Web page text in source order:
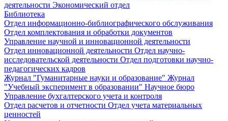
деятельности Экономический отдел
Библиотека
Отдел информационно-библиографического обслуживания
Отдел комплектования и обработки документов
Управление научной и инновационной деятельности
Отдел инновационной деятельности Отдел научно-
исследовательской деятельности Отдел подготовки научно-
педагогических кадров
Журнал "Гуманитарные науки и образование" Журнал
"Учебный эксперимент в образовании" Научное бюро
Управление бухгалтерского учета и контроля
Отдел расчетов и отчетности Отдел учета материальных
ценностей